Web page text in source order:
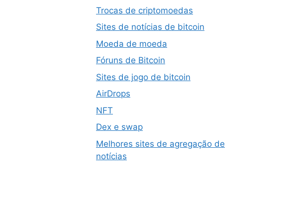
Trocas de criptomoedas
Sites de notícias de bitcoin
Moeda de moeda
Fóruns de Bitcoin
Sites de jogo de bitcoin
AirDrops
NFT
Dex e swap
Melhores sites de agregação de
notícias